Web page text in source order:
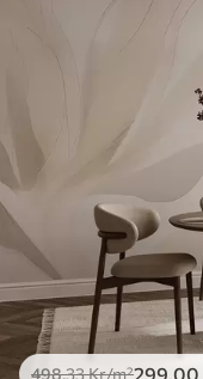
498.33Kr/m²299 .00